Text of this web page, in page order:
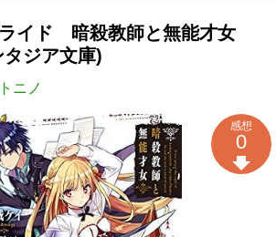
イド 暗殺教師と無能才女
ジア文庫)
ニノ
感想
0